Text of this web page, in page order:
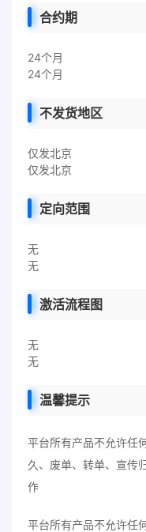
合约期
24个月
24个月
不发货地区
仅发北京
仅发北京
定向范围
无
无
激活流程图
无
无
温馨提示
平台所有产品不允许任
久、废单、转单、宣传
作
平台所有产品不允许任